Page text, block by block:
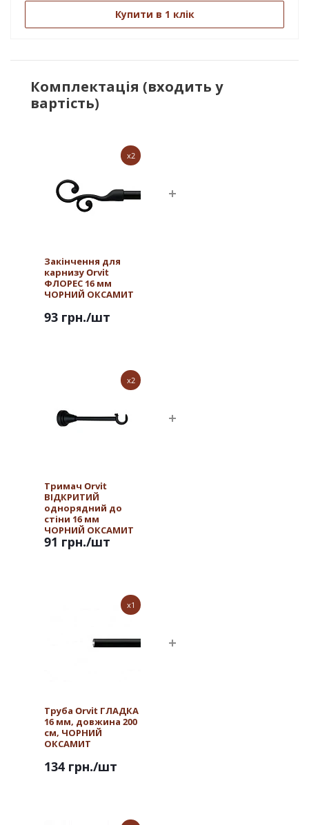
Купити в 1 клік
Комплектація (входить у
вартість)
x2
Закінчення для
карнизу Orvit
ФЛОРЕС 16 мм
ЧОРНИЙ ОКСАМИТ
93 грн./шт
x2
Тримач Orvit
ВІДКРИТИЙ
однорядний до
стіни 16 мм
ЧОРНИЙ ОКСАМИТ
91 грн./шт
x1
Труба Orvit ГЛАДКА
16 мм, довжина 200
см, ЧОРНИЙ
ОКСАМИТ
134 грн./шт